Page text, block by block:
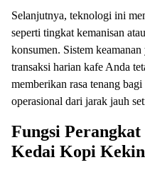
Selanjutnya, teknologi ini
seperti tingkat kemanisan
konsumen. Sistem
transaksi harian kafe Anda
memberikan rasa tenang
operasional dari jarak jauh
Fungsi
Kedai Kopi